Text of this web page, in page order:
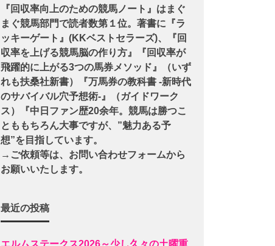
『回収率向上のための競馬ノート』はまぐ
まぐ競馬部門で読者数第１位。著書に『ラ
ッキーゲート』(KKベストセラーズ)、『回
収率を上げる競馬脳の作り方』『回収率が
飛躍的に上がる3つの馬券メソッド』（いず
れも扶桑社新書）『万馬券の教科書 -新時代
のサバイバル穴予想術-』（ガイドワーク
ス）『中日ファン歴20余年。競馬は勝つこ
とももちろん大事ですが、”魅力ある予
想”を目指しています。
→ご依頼等は、お問い合わせフォームから
お願いいたします。
最近の投稿
エルムステークス2026～少し久々の土曜重